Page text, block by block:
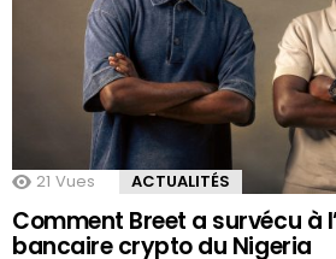
21 Vues ACTUALITÉS
Comment Breet a survécu à
bancaire crypto du Nigeria